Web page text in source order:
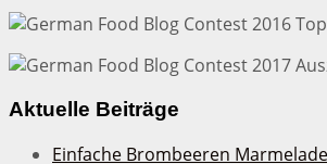
Aktuelle Beiträge
Einfache Brombeeren